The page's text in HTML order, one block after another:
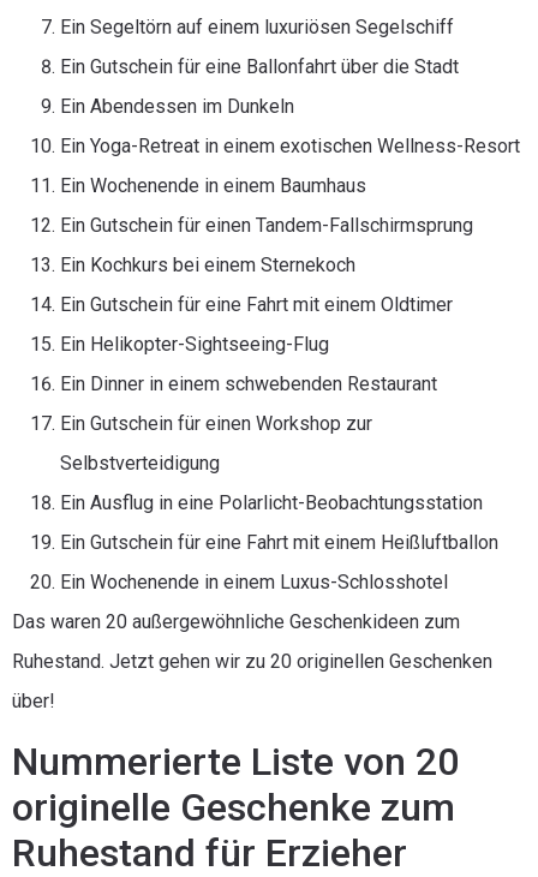
Ein Segeltörn auf einem luxuriösen Segelschiff
Ein Gutschein für eine Ballonfahrt über die Stadt
Ein Abendessen im Dunkeln
Ein Yoga-Retreat in einem exotischen Wellness-Resort
Ein Wochenende in einem Baumhaus
Ein Gutschein für einen Tandem-Fallschirmsprung
Ein Kochkurs bei einem Sternekoch
Ein Gutschein für eine Fahrt mit einem Oldtimer
Ein Helikopter-Sightseeing-Flug
Ein Dinner in einem schwebenden Restaurant
Ein Gutschein für einen Workshop zur
Selbstverteidigung
Ein Ausflug in eine Polarlicht-Beobachtungsstation
Ein Gutschein für eine Fahrt mit einem Heißluftballon
Ein Wochenende in einem Luxus-Schlosshotel
Das waren 20 außergewöhnliche Geschenkideen zum
Ruhestand. Jetzt gehen wir zu 20 originellen Geschenken
über!
Nummerierte Liste von 20
originelle Geschenke zum
Ruhestand für Erzieher